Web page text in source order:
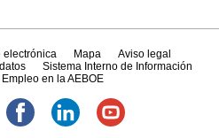
electrónica Mapa
Aviso legal
Sistema Interno de Información
Empleo en la AEBOE